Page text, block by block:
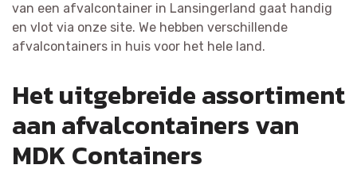
van een afvalcontainer in Lansingerland gaat handig
en vlot via onze site. We hebben verschillende
afvalcontainers in huis voor het hele land.
Het uitgebreide assortiment
aan afvalcontainers van
MDK Containers